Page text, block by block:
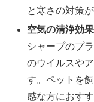
と寒さの対策
空気の清浄効
シャープのプ
のウイルスや
す。ペットを
感な方におす